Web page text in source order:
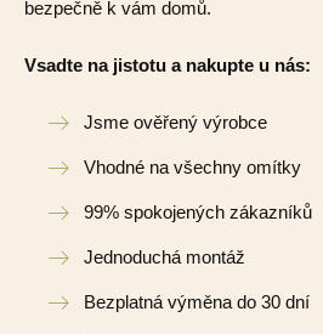
bezpečně k vám domů.
Vsadte na jistotu a nakupte u nás:
Jsme ověřený výrobce
Vhodné na všechny omítky
99% spokojených zákazníků
Jednoduchá montáž
Bezplatná výměna do 30 dní